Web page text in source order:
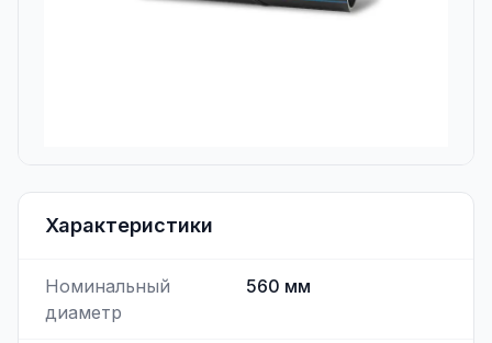
Характеристики
Номинальный
диаметр
560 мм